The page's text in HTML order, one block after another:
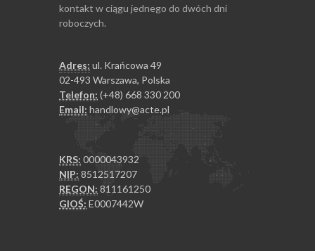
kontakt w ciągu jednego do dwóch dni
roboczych.
Adres: ul. Krańcowa 49
02-493 Warszawa, Polska
Telefon: (+48) 668 330 200
Email: handlowy@acte.pl
KRS: 0000043932
NIP: 8512517207
REGON: 811161250
GIOŚ: E0007442W